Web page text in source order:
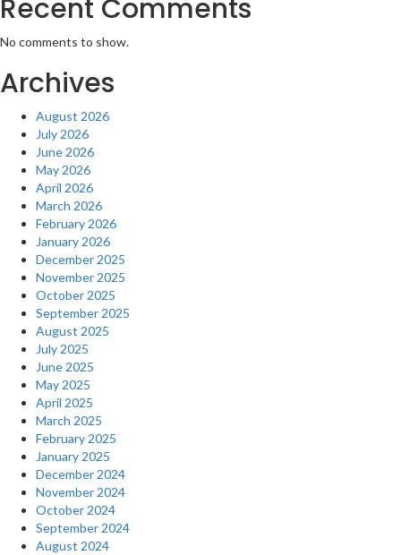
Recent Comments
No comments to show.
Archives
August 2026
July 2026
June 2026
May 2026
April 2026
March 2026
February 2026
January 2026
December 2025
November 2025
October 2025
September 2025
August 2025
July 2025
June 2025
May 2025
April 2025
March 2025
February 2025
January 2025
December 2024
November 2024
October 2024
September 2024
August 2024